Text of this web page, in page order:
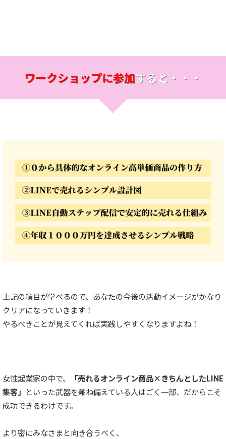
ワークショップに参加すると・・・
上記の項目が学べるので、あなたの今後の活動イメージがかなり
クリアになっていきます！
やるべきことが見えてくれば実践しやすくなりますよね！
女性起業家の中で、
「売れるオンライン商品×きちんとしたLINE
集客」 といった武器を兼ね備えている人はごく一部、だからこそ
成功できるわけです。
より密にみなさまと向き合うべく、